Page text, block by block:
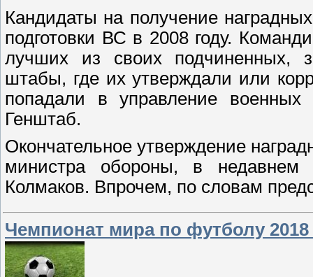
Кандидаты на получение
подготовки ВС в 2008 году.
лучших из своих подчиненных,
штабы, где их утверждали или
попадали в управление
Генштаб.
Окончательное утверждение
министра обороны, в
Колмаков. Впрочем, по словам
Чемпионат мира по футболу